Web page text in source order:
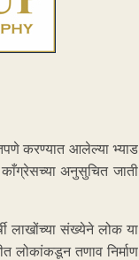
करण्यात आलेल्या भ्याड
काँग्रेसच्या अनुसुचित जाती
लाखोंच्या संख्येने लोक या
लोकांकडून तणाव निर्माण